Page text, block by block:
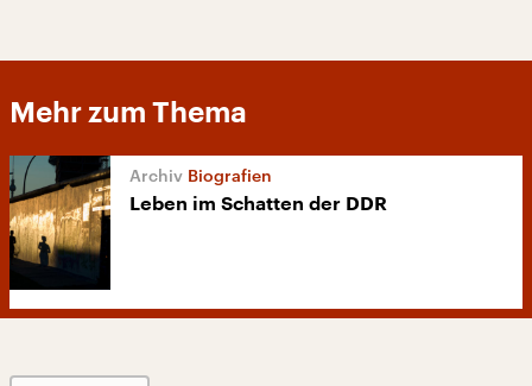
Mehr zum Thema
Biografien
Leben im Schatten der DDR